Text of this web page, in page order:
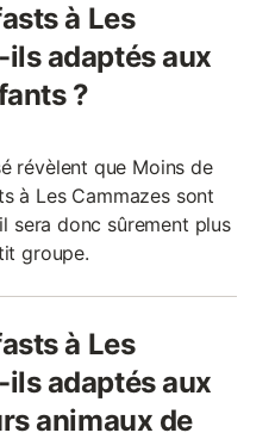
à Les
adaptés aux
?
révèlent que Moins de
à Les Cammazes sont
sera donc sûrement plus
groupe.
à Les
adaptés aux
animaux de